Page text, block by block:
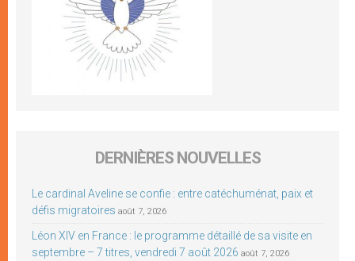
DERNIÈRES NOUVELLES
Le cardinal Aveline se confie : entre catéchuménat, paix et
défis migratoires août 7, 2026
Léon XIV en France : le programme détaillé de sa visite en
septembre – 7 titres, vendredi 7 août 2026 août 7, 2026